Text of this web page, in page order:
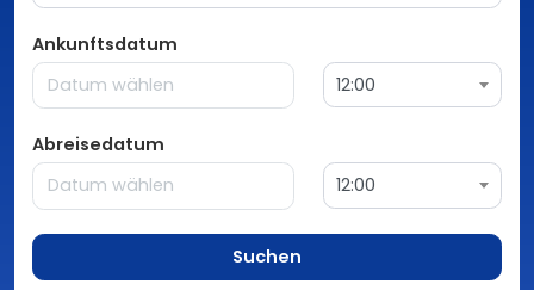
Ankunftsdatum
12:00
Abreisedatum
12:00
Suchen